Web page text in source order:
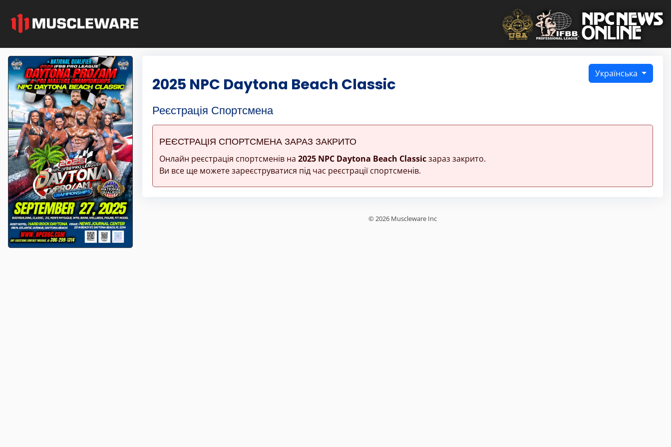
Українська
2025 NPC Daytona Beach Classic
Реєстрація Спортсмена
РЕЄСТРАЦІЯ СПОРТСМЕНА ЗАРАЗ ЗАКРИТО
Онлайн реєстрація спортсменів на 2025 NPC Daytona Beach Classicзараз закрито.
Ви все ще можете зареєструватися під час реєстрації спортсменів.
© 2026 Muscleware Inc